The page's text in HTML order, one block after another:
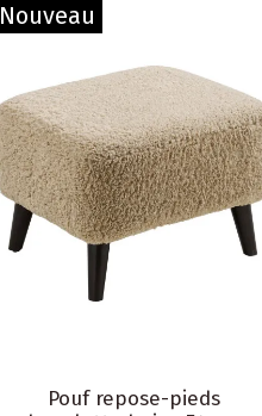
Nouveau
Pouf repose-pieds